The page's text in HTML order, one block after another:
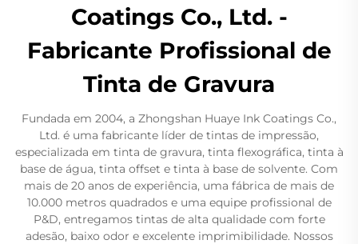
Coatings Co., Ltd. -
Fabricante Profissional de
Tinta de Gravura
Fundada em 2004, a Zhongshan Huaye Ink Coatings Co.,
Ltd. é uma fabricante líder de tintas de impressão,
especializada em tinta de gravura, tinta flexográfica, tinta à
base de água, tinta offset e tinta à base de solvente. Com
mais de 20 anos de experiência, uma fábrica de mais de
10.000 metros quadrados e uma equipe profissional de
P&D, entregamos tintas de alta qualidade com forte
adesão, baixo odor e excelente imprimibilidade. Nossos